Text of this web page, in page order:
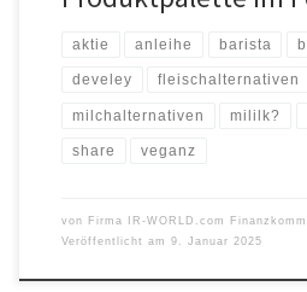
aktie anleihe barista
develey fleischalternativen
milchalternativen mililk?
share veganz
von Firma IR-WORLD.com
Veröffentlicht am 9. Januar 2025